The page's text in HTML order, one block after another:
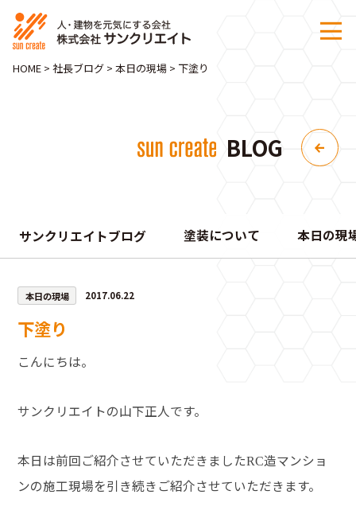
HOME> 社長ブログ> 本日の現場> 下塗り
BLOG
サンクリエイトブログ 塗装について 本日の現
本日の現場 2017.06.22
下塗り
こんにちは。
サンクリエイトの山下正人です。
本日は前回ご紹介させていただきましたRC造マンショ
ンの施工現場を引き続きご紹介させていただきます。